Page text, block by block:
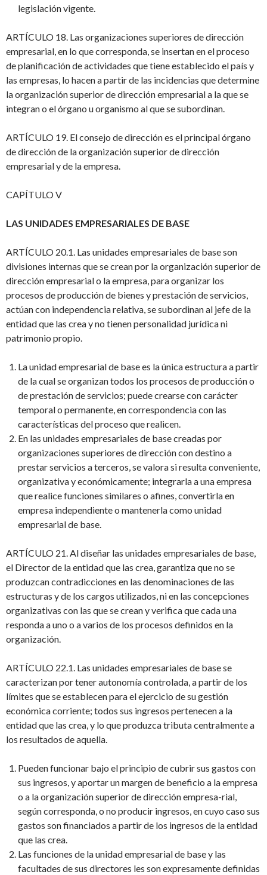
legislación vigente.
ARTÍCULO 18. Las organizaciones superiores de dirección
empresarial, en lo que corresponda, se insertan en el proceso
de planificación de actividades que tiene establecido el país y
las empresas, lo hacen a partir de las incidencias que determine
la organización superior de dirección empresarial a la que se
integran o el órgano u organismo al que se subordinan.
ARTÍCULO 19. El consejo de dirección es el principal órgano
de dirección de la organización superior de dirección
empresarial y de la empresa.
CAPÍTULO V
LAS UNIDADES EMPRESARIALES DE BASE
ARTÍCULO 20.1. Las unidades empresariales de base son
divisiones internas que se crean por la organización superior de
dirección empresarial o la empresa, para organizar los
procesos de producción de bienes y prestación de servicios,
actúan con independencia relativa, se subordinan al jefe de la
entidad que las crea y no tienen personalidad jurídica ni
patrimonio propio.
La unidad empresarial de base es la única estructura a partir
de la cual se organizan todos los procesos de producción o
de prestación de servicios; puede crearse con carácter
temporal o permanente, en correspondencia con las
características del proceso que realicen.
En las unidades empresariales de base creadas por
organizaciones superiores de dirección con destino a
prestar servicios a terceros, se valora si resulta conveniente,
organizativa y económicamente; integrarla a una empresa
que realice funciones similares o afines, convertirla en
empresa independiente o mantenerla como unidad
empresarial de base.
ARTÍCULO 21. Al diseñar las unidades empresariales de base,
el Director de la entidad que las crea, garantiza que no se
produzcan contradicciones en las denominaciones de las
estructuras y de los cargos utilizados, ni en las concepciones
organizativas con las que se crean y verifica que cada una
responda a uno o a varios de los procesos definidos en la
organización.
ARTÍCULO 22.1. Las unidades empresariales de base se
caracterizan por tener autonomía controlada, a partir de los
límites que se establecen para el ejercicio de su gestión
económica corriente; todos sus ingresos pertenecen a la
entidad que las crea, y lo que produzca tributa centralmente a
los resultados de aquella.
Pueden funcionar bajo el principio de cubrir sus gastos con
sus ingresos, y aportar un margen de beneficio a la empresa
o a la organización superior de dirección empresa-rial,
según corresponda, o no producir ingresos, en cuyo caso sus
gastos son financiados a partir de los ingresos de la entidad
que las crea.
Las funciones de la unidad empresarial de base y las
facultades de sus directores les son expresamente definidas